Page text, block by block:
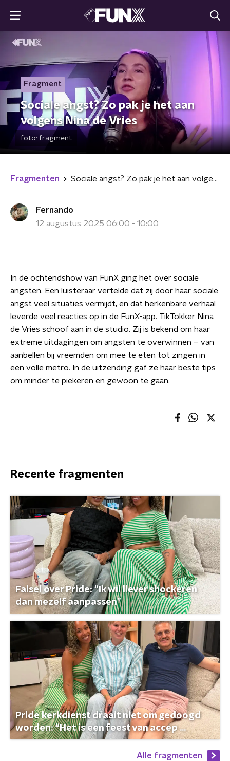
Fragment
Sociale angst? Zo pak je het aan
volgens Nina de Vries
foto: fragment
Fragmenten Sociale angst? Zo pak je het aan volgens Nina de Vries
Fernando
12 augustus 2025 06:00 - 10:00
In de ochtendshow van FunX ging het over sociale
angsten. Een luisteraar vertelde dat zij door haar sociale
angst veel situaties vermijdt, en dat herkenbare verhaal
leverde veel reacties op in de FunX-app. TikTokker Nina
de Vries schoof aan in de studio. Zij is bekend om haar
extreme uitdagingen om angsten te overwinnen – van
aanbellen bij vreemden om mee te eten tot zingen in
een volle metro. In de uitzending gaf ze haar beste tips
om minder te piekeren en gewoon te gaan.
Recente fragmenten
Faisel over Pride: “Ik wil liever shockeren
dan mezelf aanpassen”
Pride kerkdienst draait niet om gedoogd
worden: “Het is een feest van accep ...
Alle fragmenten